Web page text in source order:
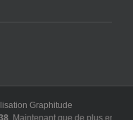
Graphitude